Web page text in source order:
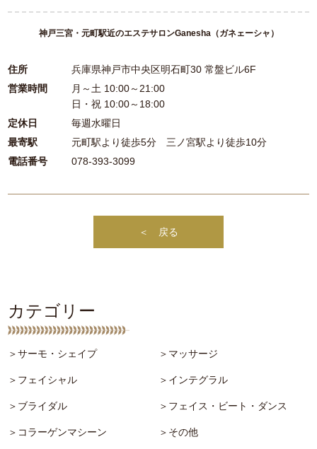
神戸三宮・元町駅近のエステサロンGanesha（ガネェーシャ）
住所
兵庫県神戸市中央区明石町30 常盤ビル6F
営業時間
月～土 10:00～21:00
日・祝 10:00～18:00
定休日
毎週水曜日
最寄駅
元町駅より徒歩5分 三ノ宮駅より徒歩10分
電話番号
078-393-3099
＜ 戻る
カテゴリー
＞サーモ・シェイプ ＞マッサージ
＞フェイシャル ＞インテグラル
＞ブライダル ＞フェイス・ビート・ダンス
＞コラーゲンマシーン ＞その他